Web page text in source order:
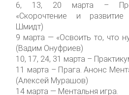
6, 13, 20 марта –
«Скорочтение и
Шмидт)
9 марта — «Освоить то, что
(Вадим Онуфриев)
10, 17, 24, 31 марта –
11 марта – Прага. Анонс
(Алексей Мурашов)
14 марта — Ментальня игра.